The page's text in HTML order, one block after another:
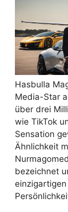
Hasbulla
Media-Star
über drei
wie TikTok
Sensation
Ähnlichkeit
bezeichnet